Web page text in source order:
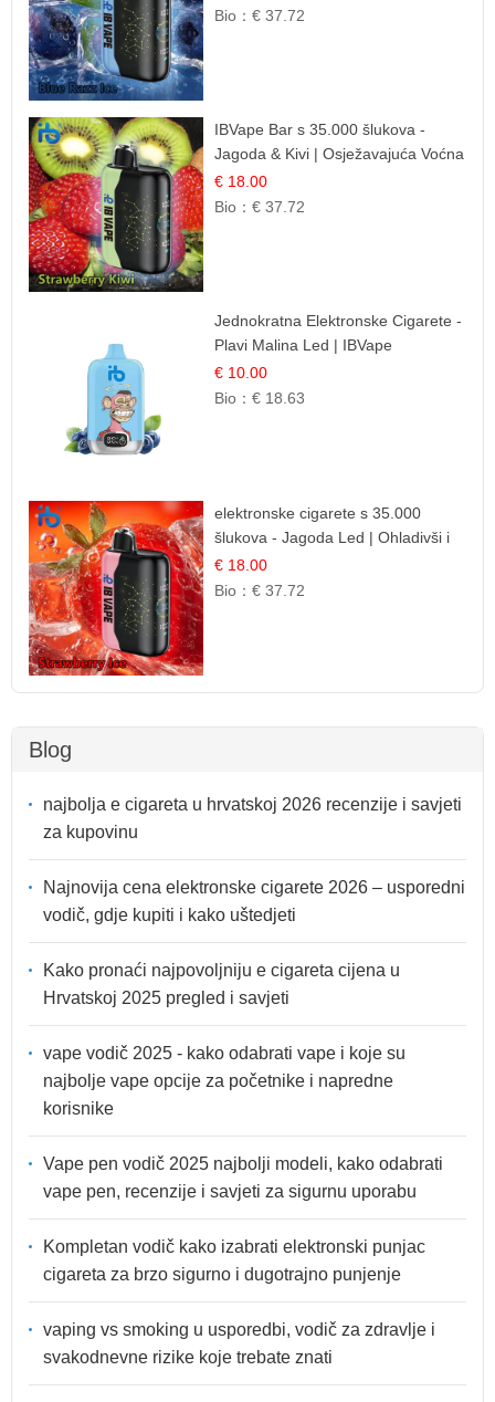
Bio：€ 37.72
IBVape Bar s 35.000 šlukova -
Jagoda & Kivi | Osježavajuća Voćna
Mješavina
€ 18.00
Bio：€ 37.72
Jednokratna Elektronske Cigarete -
Plavi Malina Led | IBVape
€ 10.00
Bio：€ 18.63
elektronske cigarete s 35.000
šlukova - Jagoda Led | Ohladivši i
Osježavajući Okus
€ 18.00
Bio：€ 37.72
Blog
najbolja e cigareta u hrvatskoj 2026 recenzije i savjeti
za kupovinu
Najnovija cena elektronske cigarete 2026 – usporedni
vodič, gdje kupiti i kako uštedjeti
Kako pronaći najpovoljniju e cigareta cijena u
Hrvatskoj 2025 pregled i savjeti
vape vodič 2025 - kako odabrati vape i koje su
najbolje vape opcije za početnike i napredne
korisnike
Vape pen vodič 2025 najbolji modeli, kako odabrati
vape pen, recenzije i savjeti za sigurnu uporabu
Kompletan vodič kako izabrati elektronski punjac
cigareta za brzo sigurno i dugotrajno punjenje
vaping vs smoking u usporedbi, vodič za zdravlje i
svakodnevne rizike koje trebate znati